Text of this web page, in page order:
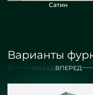
Сатин
Варианты
НАЗАД ВПЕРЕД